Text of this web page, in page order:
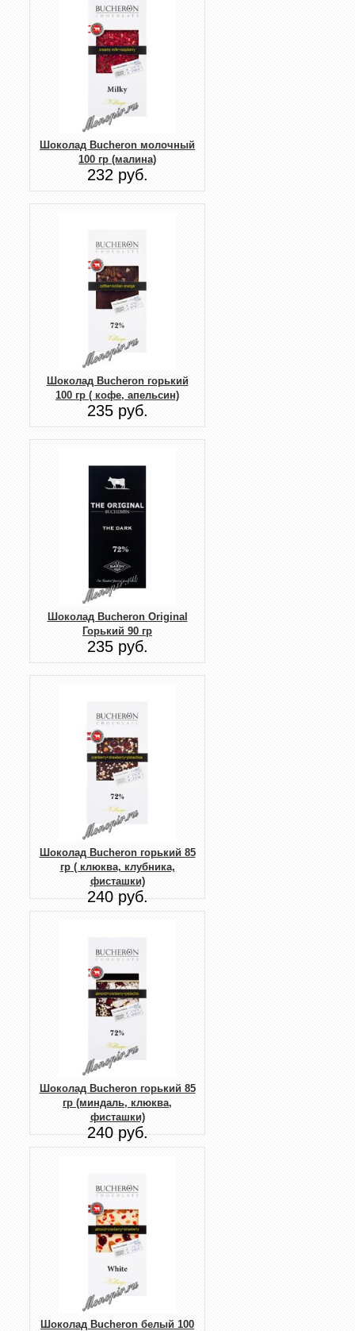
Шоколад Bucheron молочный
100 гр (малина)
232 руб.
Шоколад Bucheron горький
100 гр ( кофе, апельсин)
235 руб.
Шоколад Bucheron Original
Горький 90 гр
235 руб.
Шоколад Bucheron горький 85
гр ( клюква, клубника,
фисташки)
240 руб.
Шоколад Bucheron горький 85
гр (миндаль, клюква,
фисташки)
240 руб.
Шоколад Bucheron белый 100